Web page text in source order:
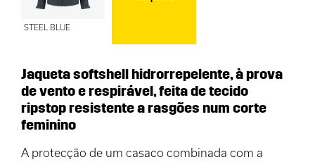
STEEL BLUE
Jaqueta softshell hidrorrepelente, à prova
de vento e respirável, feita de tecido
ripstop resistente a rasgões num corte
feminino
A protecção de um casaco combinada com a